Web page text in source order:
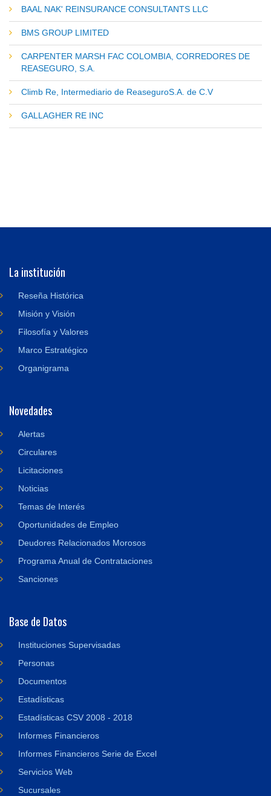
BAAL NAK' REINSURANCE CONSULTANTS LLC
BMS GROUP LIMITED
CARPENTER MARSH FAC COLOMBIA, CORREDORES DE
REASEGURO, S.A.
Climb Re, Intermediario de ReaseguroS.A. de C.V
GALLAGHER RE INC
La institución
Reseña Histórica
Misión y Visión
Filosofía y Valores
Marco Estratégico
Organigrama
Novedades
Alertas
Circulares
Licitaciones
Noticias
Temas de Interés
Oportunidades de Empleo
Deudores Relacionados Morosos
Programa Anual de Contrataciones
Sanciones
Base de Datos
Instituciones Supervisadas
Personas
Documentos
Estadísticas
Estadísticas CSV 2008 - 2018
Informes Financieros
Informes Financieros Serie de Excel
Servicios Web
Sucursales